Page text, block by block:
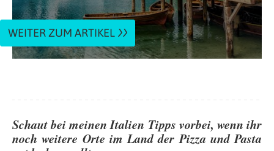
WEITER ZUM ARTIKEL
Schaut bei meinen Italien Tipps vorbei, wenn ihr
noch weitere Orte im Land der Pizza und Pasta